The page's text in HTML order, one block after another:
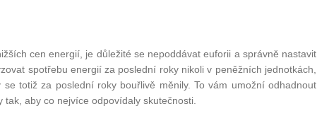
cen energií, je důležité se nepoddávat euforii a správně nastavit
spotřebu energií za poslední roky nikoli v peněžních jednotkách,
totiž za poslední roky bouřlivě měnily. To vám umožní odhadnout
aby co nejvíce odpovídaly skutečnosti.